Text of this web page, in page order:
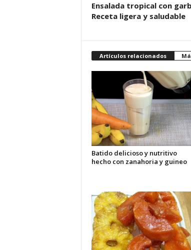
Ensalada tropical con
Receta ligera y saludable
Artículos relacionados
Batido delicioso y nutritivo
hecho con zanahoria y guineo